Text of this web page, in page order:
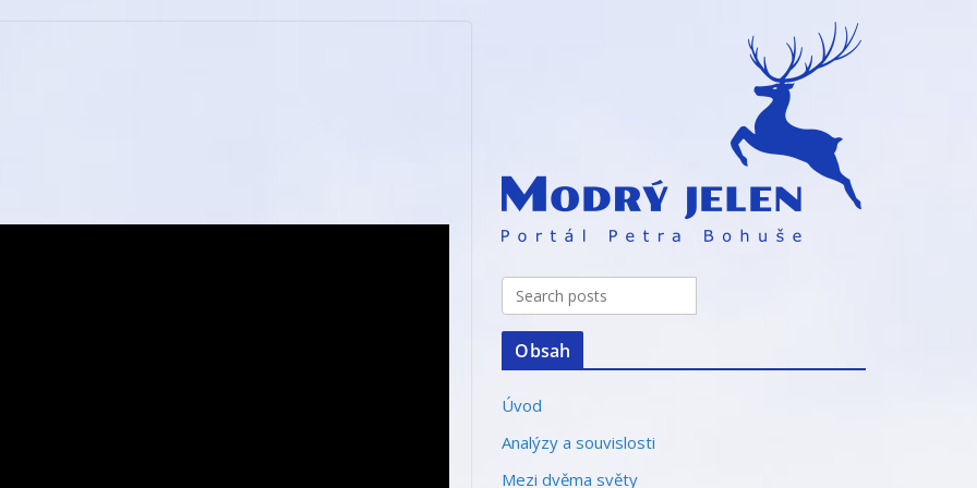
Obsah
Úvod
Analýzy a souvislosti
Mezi dvěma světy